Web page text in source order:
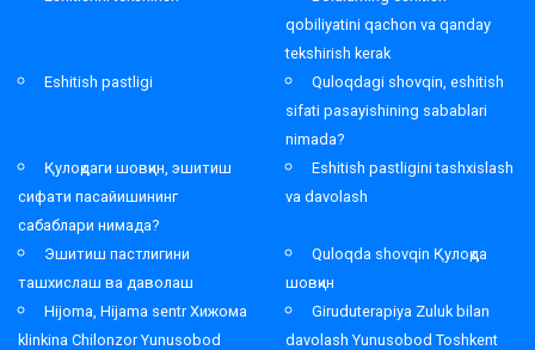
qobiliyatini qachon va qanday
tekshirish kerak
Eshitish pastligi
Quloqdagi shovqin, eshitish
sifati pasayishining sabablari
nimada?
Қулоқдаги шовқин, эшитиш
сифати пасайишининг
сабаблари нимада?
Eshitish pastligini tashxislash
va davolash
Эшитиш пастлигини
ташхислаш ва даволаш
Quloqda shovqin Қулоқда
шовқин
Hijoma, Hijama sentr Хижома
klinkina Chilonzor Yunusobod
Giruduterapiya Zuluk bilan
davolash Yunusobod Toshkent